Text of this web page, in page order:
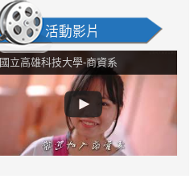
活動影片
國立高雄科技大學-商資系